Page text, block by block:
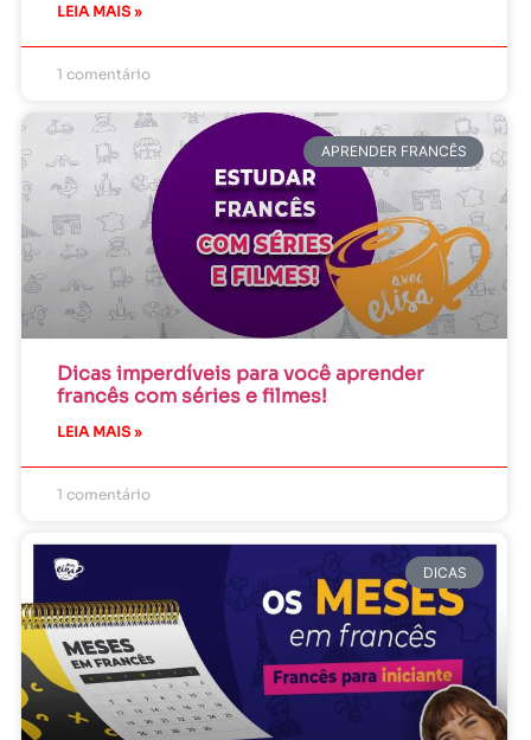
LEIA MAIS »
1 comentário
APRENDER FRANCÊS
Dicas imperdíveis para você aprender
francês com séries e filmes!
LEIA MAIS »
1 comentário
DICAS